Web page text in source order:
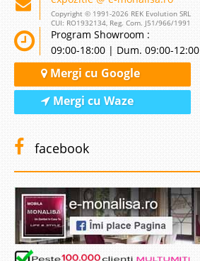
Copyright © 1991-2026 REK Evolution SRL
CUI: RO1932134, Reg. Com. J51/966/1991
Program Showroom :
09:00-18:00 | Dum. 09:00-12:00
Mergi cu Google
Mergi cu Waze
facebook